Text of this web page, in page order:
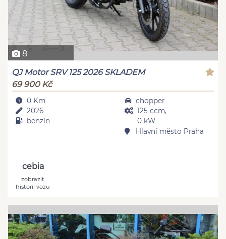
8
QJ Motor SRV 125 2026 SKLADEM
69 900 Kč
0 Km
2026
benzín
chopper
125 ccm,
0 kW
Hlavní město Praha
cebia
zobrazit
historii vozu